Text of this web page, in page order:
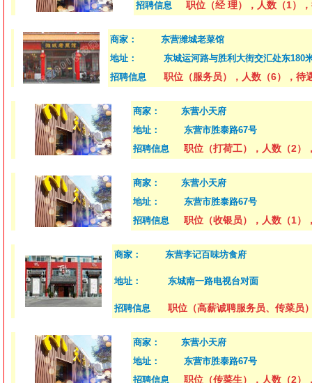
招聘信息
职位（经 理），人数（1）
商家：
东营潍城老菜馆
地址：
东城运河路与胜利大街交汇处东180
招聘信息
职位（服务员），人数（6），待
商家：
东营小天府
地址：
东营市胜泰路67号
招聘信息
职位（打荷工），人数（2）
商家：
东营小天府
地址：
东营市胜泰路67号
招聘信息
职位（收银员），人数（1）
商家： 东营李记百味坊食府
地址： 东城南一路电视台对面
招聘信息 职位（高薪诚聘服务员、传菜员
商家：
东营小天府
地址：
东营市胜泰路67号
招聘信息
职位（传菜生），人数（2）